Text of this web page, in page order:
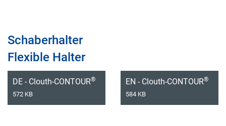
Schaberhalter
Flexible Halter
DE - Clouth-CONTOUR®
572 KB
EN - Clouth-CONTOUR®
584 KB